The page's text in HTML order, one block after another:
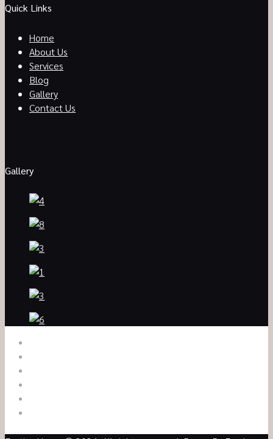
Quick Links
Home
About Us
Services
Blog
Gallery
Contact Us
Gallery